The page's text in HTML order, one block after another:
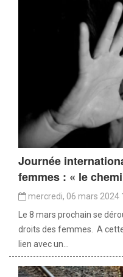
Journée
femmes : « le
mercredi, 06 mars 2024
Le 8 mars prochain se
droits des femmes. A cette
lien avec un...